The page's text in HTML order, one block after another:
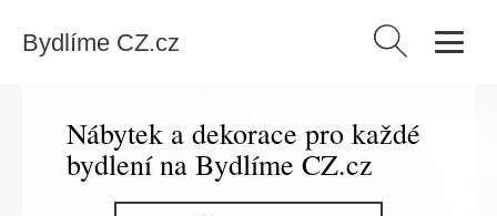
Bydlíme CZ.cz Vyhledávání
Nábytek a dekorace pro každé
bydlení na Bydlíme CZ.cz